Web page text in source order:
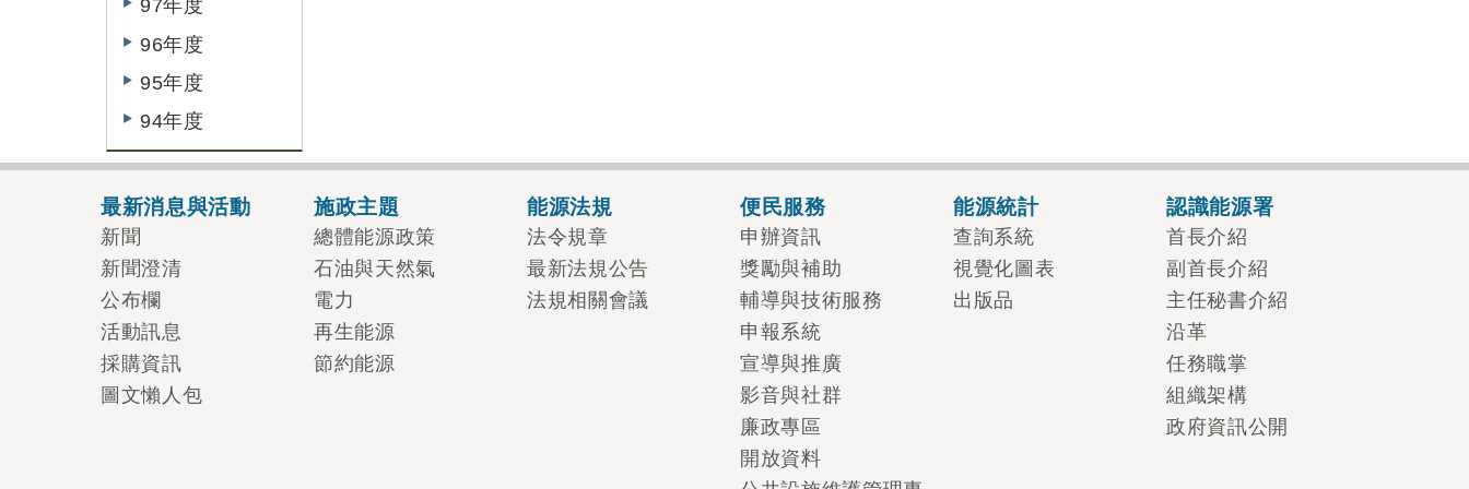
97年度
96年度
95年度
94年度
最新消息與活動
新聞
新聞澄清
公布欄
活動訊息
採購資訊
圖文懶人包
施政主題
總體能源政策
石油與天然氣
電力
再生能源
節約能源
能源法規
法令規章
最新法規公告
法規相關會議
便民服務
申辦資訊
獎勵與補助
輔導與技術服務
申報系統
宣導與推廣
影音與社群
廉政專區
開放資料
能源統計
查詢系統
視覺化圖表
出版品
認識能源署
首長介紹
副首長介紹
主任秘書介紹
沿革
任務職掌
組織架構
政府資訊公開